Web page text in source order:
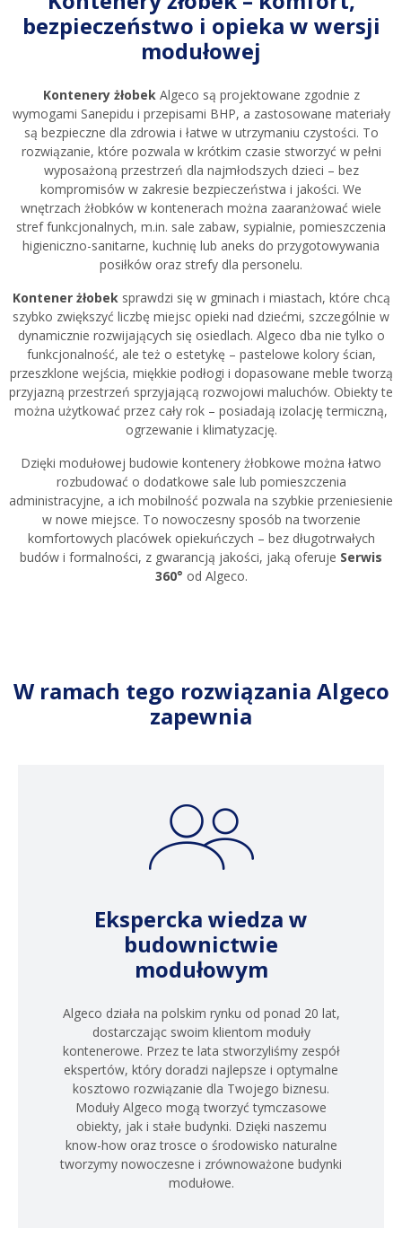
bezpieczeństwo i opieka w wersji
modułowej
Kontenery żłobekAlgeco są projektowane zgodnie z
wymogami Sanepidu i przepisami BHP, a zastosowane materiały
są bezpieczne dla zdrowia i łatwe w utrzymaniu czystości. To
rozwiązanie, które pozwala w krótkim czasie stworzyć w pełni
wyposażoną przestrzeń dla najmłodszych dzieci – bez
kompromisów w zakresie bezpieczeństwa i jakości. We
wnętrzach żłobków w kontenerach można zaaranżować wiele
stref funkcjonalnych, m.in. sale zabaw, sypialnie, pomieszczenia
higieniczno-sanitarne, kuchnię lub aneks do przygotowywania
posiłków oraz strefy dla personelu.
Kontener żłobeksprawdzi się w gminach i miastach, które chcą
szybko zwiększyć liczbę miejsc opieki nad dziećmi, szczególnie w
dynamicznie rozwijających się osiedlach. Algeco dba nie tylko o
funkcjonalność, ale też o estetykę – pastelowe kolory ścian,
przeszklone wejścia, miękkie podłogi i dopasowane meble tworzą
przyjazną przestrzeń sprzyjającą rozwojowi maluchów. Obiekty te
można użytkować przez cały rok – posiadają izolację termiczną,
ogrzewanie i klimatyzację.
Dzięki modułowej budowie kontenery żłobkowe można łatwo
rozbudować o dodatkowe sale lub pomieszczenia
administracyjne, a ich mobilność pozwala na szybkie przeniesienie
w nowe miejsce. To nowoczesny sposób na tworzenie
komfortowych placówek opiekuńczych – bez długotrwałych
budów i formalności, z gwarancją jakości, jaką oferuje Serwis
360° od Algeco.
W ramach tego rozwiązania Algeco
zapewnia
Ekspercka wiedza w
budownictwie
modułowym
Algeco działa na polskim rynku od ponad 20 lat,
dostarczając swoim klientom moduły
kontenerowe. Przez te lata stworzyliśmy zespół
ekspertów, który doradzi najlepsze i optymalne
kosztowo rozwiązanie dla Twojego biznesu.
Moduły Algeco mogą tworzyć tymczasowe
obiekty, jak i stałe budynki. Dzięki naszemu
know-how oraz trosce o środowisko naturalne
tworzymy nowoczesne i zrównoważone budynki
modułowe.